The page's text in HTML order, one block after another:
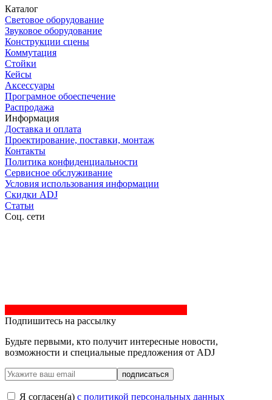
Каталог
Световое оборудование
Звуковое оборудование
Конструкции сцены
Коммутация
Стойки
Кейсы
Аксессуары
Програмное обоеспечение
Распродажа
Информация
Доставка и оплата
Проектирование, поставки, монтаж
Контакты
Политика конфиденциальности
Сервисное обслуживание
Условия использования информации
Скидки ADJ
Статьи
Соц. сети
Подпишитесь на рассылку
Будьте первыми, кто получит интересные новости,
возможности и специальные предложения от ADJ
подписаться
Я согласен(a) с политикой персональных данных